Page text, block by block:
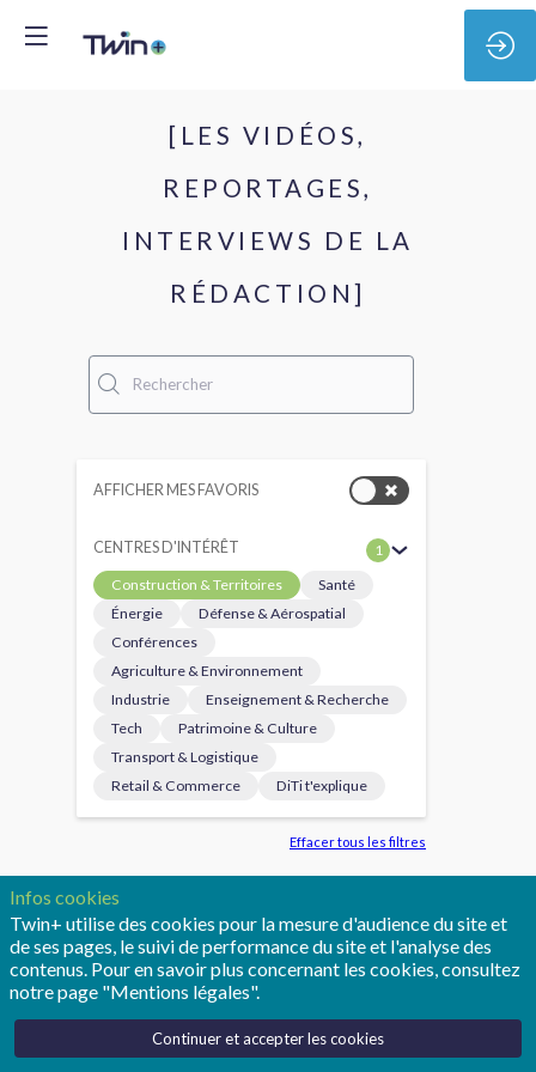
[LES VIDÉOS,
REPORTAGES,
INTERVIEWS DE LA
RÉDACTION]
AFFICHER MES FAVORIS
CENTRES D'INTÉRÊT
1
Construction & Territoires
Santé
Énergie
Défense & Aérospatial
Conférences
Agriculture & Environnement
Industrie
Enseignement & Recherche
Tech
Patrimoine & Culture
Transport & Logistique
Retail & Commerce
DiTi t'explique
Effacer tous les filtres
Infos cookies
Twin+ utilise des cookies pour la mesure d'audience du site et
de ses pages, le suivi de performance du site et l'analyse des
contenus. Pour en savoir plus concernant les cookies, consultez
notre page "Mentions légales".
Continuer et accepter les cookies